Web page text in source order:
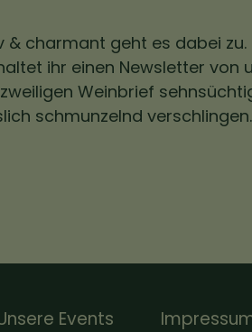
& charmant geht es dabei zu.
ihr einen Newsletter von
Weinbrief
schmunzelnd verschlingen.
Events